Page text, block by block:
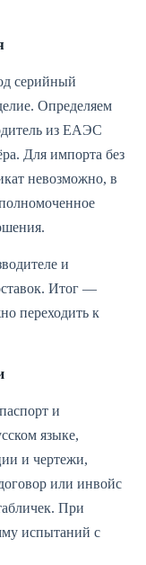
серийный
Определяем
из ЕАЭС
Для импорта без
невозможно, в
и
Итог —
переходить к
и
языке,
и чертежи,
или инвойс
При
испытаний с